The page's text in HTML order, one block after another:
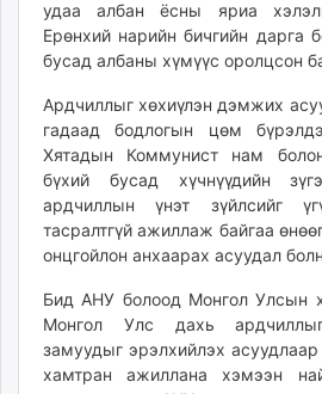
удаа албан ёсны яриа
Ерөнхий нарийн бичгийн дарга
бусад албаны хүмүүс оролцсон
Ардчиллыг хөхиүлэн дэмжих
гадаад бодлогын цөм
Хятадын Коммунист нам
бүхий бусад хүчнүүдийн
ардчиллын үнэт зүйлсийг
тасралтгүй ажиллаж байгаа
онцгойлон анхаарах асуудал
Бид АНУ болоод Монгол Улсын
Монгол Улс дахь
замуудыг эрэлхийлэх
хамтран ажиллана хэмээн